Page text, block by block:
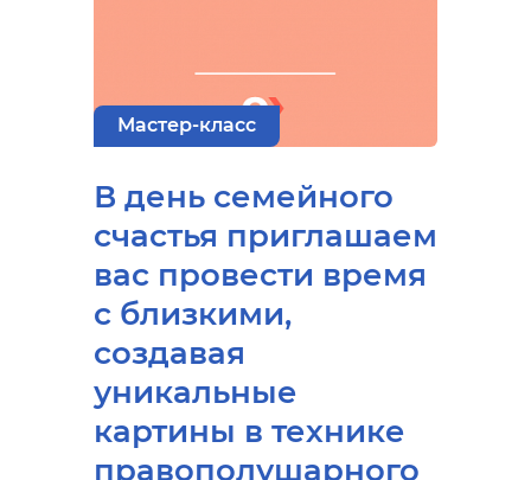
Мастер-класс
В день семейного
счастья приглашаем
вас провести время
с близкими,
создавая
уникальные
картины в технике
правополушарного